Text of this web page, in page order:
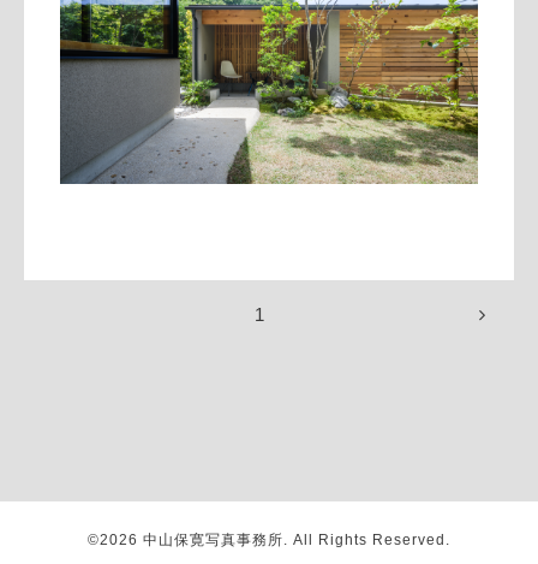
1
©2026 中山保寛写真事務所. All Rights Reserved.